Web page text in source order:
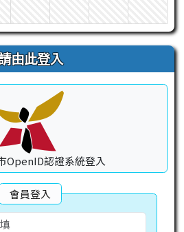
由此登入
OpenID認證系統登入
會員登入